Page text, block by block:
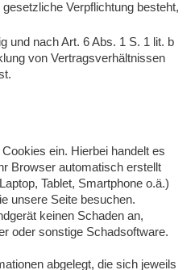
Verpflichtung besteht,
und nach Art. 6 Abs. 1 S. 1 lit. b
von Vertragsverhältnissen
ein. Hierbei handelt es
Browser automatisch erstellt
Tablet, Smartphone o.ä.)
unsere Seite besuchen.
keinen Schaden an,
oder sonstige Schadsoftware.
abgelegt, die sich jeweils